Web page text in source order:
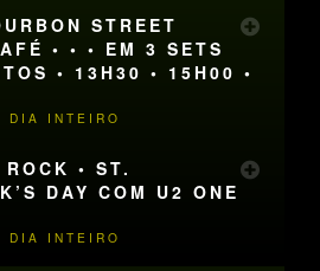
STREET
• • • EM 3 SETS
• 13H30 • 15H00 •
DIA INTEIRO
• ST.
DAY COM U2 ONE
DIA INTEIRO